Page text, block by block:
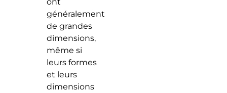
généralement
de grandes
dimensions,
même si
leurs formes
et leurs
dimensions